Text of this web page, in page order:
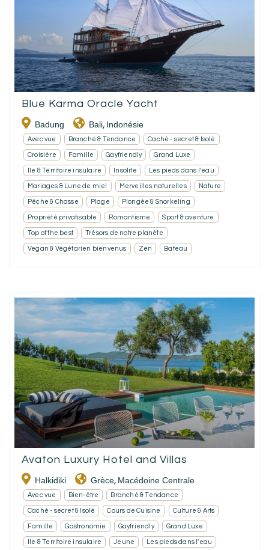
Blue Karma Oracle Yacht
Badung Bali, Indonésie
Avec vue Branché & Tendance Caché - secret & Isolé
Croisière Famille Gayfriendly Grand Luxe
Ile & Territoire insulaire Insolite Les pieds dans l'eau
Mariages & Lune de miel Merveilles naturelles Nature
Pêche & Chasse Plage Plongée & Snorkeling
Propriété privatisable Romantisme Sport & aventure
Top of the best Trésors de notre planète
Vegan & Végétarien bienvenus Zen Bateau
Avaton Luxury Hotel and Villas
Halkidiki Grèce, Macédoine Centrale
Avec vue Bien-être Branché & Tendance
Caché - secret & Isolé Cours de Cuisine Culture & Arts
Famille Gastronomie Gayfriendly Grand Luxe
Ile & Territoire insulaire Jeune Les pieds dans l'eau